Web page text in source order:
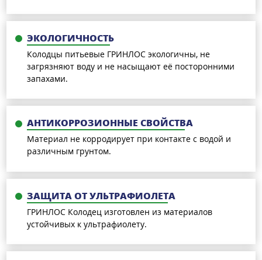
ЭКОЛОГИЧНОСТЬ
Колодцы питьевые ГРИНЛОС экологичны, не
загрязняют воду и не насыщают её посторонними
запахами.
АНТИКОРРОЗИОННЫЕ СВОЙСТВА
Материал не корродирует при контакте с водой и
различным грунтом.
ЗАЩИТА ОТ УЛЬТРАФИОЛЕТА
ГРИНЛОС Колодец изготовлен из материалов
устойчивых к ультрафиолету.